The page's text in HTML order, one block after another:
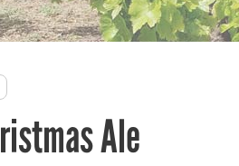
Ale